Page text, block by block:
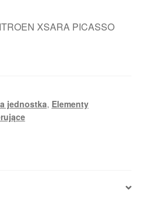
XSARA PICASSO
jednostka, Elementy